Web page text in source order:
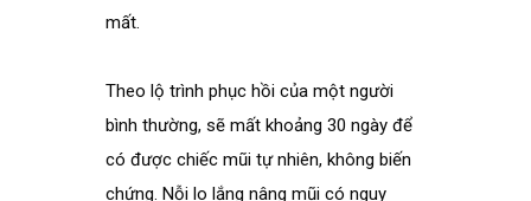
mất.
Theo lộ trình phục hồi của một người
bình thường, sẽ mất khoảng 30 ngày để
có được chiếc mũi tự nhiên, không biến
chứng. Nỗi lo lắng nâng mũi có nguy